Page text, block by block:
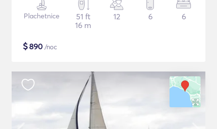
Plachetnice
51 ft
16 m
12 6 6
$890 /noc